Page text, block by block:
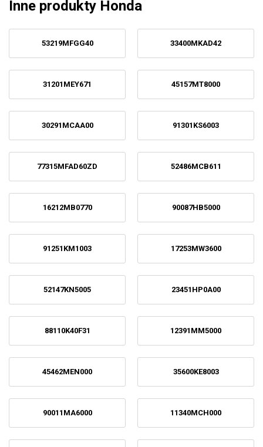
Inne produkty Honda
53219MFGG40 33400MKAD42
31201MEY671 45157MT8000
30291MCAA00 91301KS6003
77315MFAD60ZD 52486MCB611
16212MB0770 90087HB5000
91251KM1003 17253MW3600
52147KN5005 23451HP0A00
88110K40F31 12391MM5000
45462MEN000 35600KE8003
90011MA6000 11340MCH000